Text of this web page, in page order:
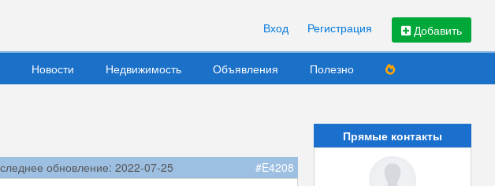
Добавить
Вход Регистрация
Новости Недвижимость Объявления Полезно
обновление: 2022-07-25
#E4208
Прямые контакты